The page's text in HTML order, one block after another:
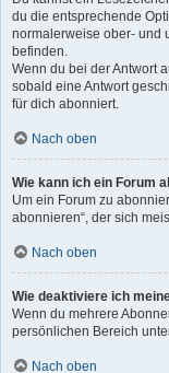
du die entsprechende
normalerweise ober- und
befinden.
Wenn du bei der Antwort
sobald eine Antwort
für dich abonniert.
Nach oben
Wie kann ich ein Forum
Um ein Forum zu
abonnieren“, der sich
Nach oben
Wie deaktiviere ich
Wenn du mehrere
persönlichen Bereich
Nach oben